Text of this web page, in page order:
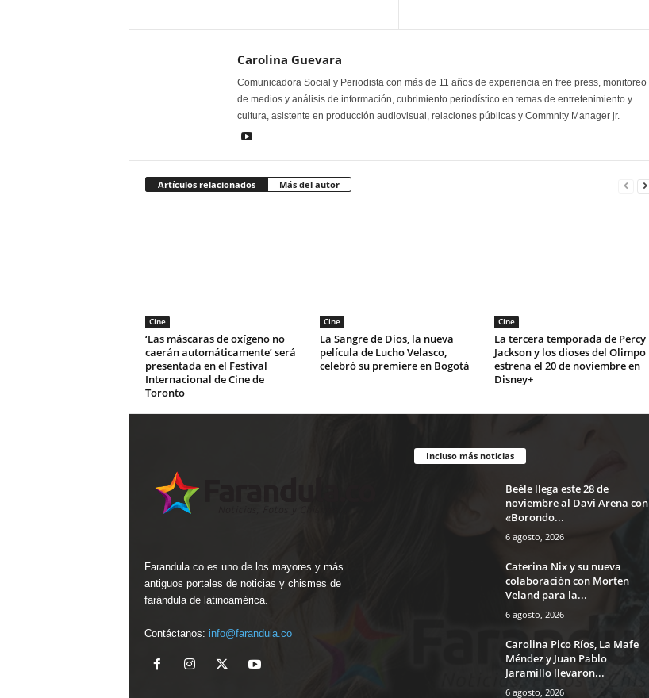
Carolina Guevara
Comunicadora Social y Periodista con más de 11 años de experiencia en free press, monitoreo
de medios y análisis de información, cubrimiento periodístico en temas de entretenimiento y
cultura, asistente en producción audiovisual, relaciones públicas y Commnity Manager jr.
Artículos relacionados Más del autor
Cine
‘Las máscaras de oxígeno no
caerán automáticamente’ será
presentada en el Festival
Internacional de Cine de
Toronto
Cine
La Sangre de Dios, la nueva
película de Lucho Velasco,
celebró su premiere en Bogotá
Cine
La tercera temporada de Percy
Jackson y los dioses del Olimpo
estrena el 20 de noviembre en
Disney+
Farandula.co es uno de los mayores y más
antiguos portales de noticias y chismes de
farándula de latinoamérica.
Contáctanos: info@farandula.co
Incluso más noticias
Beéle llega este 28 de
noviembre al Davi Arena con
«Borondo...
6 agosto, 2026
Caterina Nix y su nueva
colaboración con Morten
Veland para la...
6 agosto, 2026
Carolina Pico Ríos, La Mafe
Méndez y Juan Pablo
Jaramillo llevaron...
6 agosto, 2026